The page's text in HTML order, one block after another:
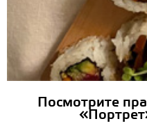
Посмотрите